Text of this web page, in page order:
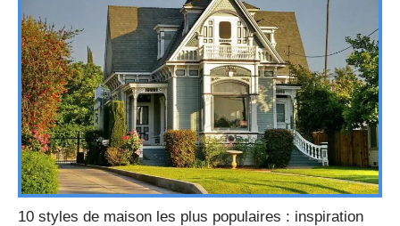
10 styles de maison les plus populaires : inspiration